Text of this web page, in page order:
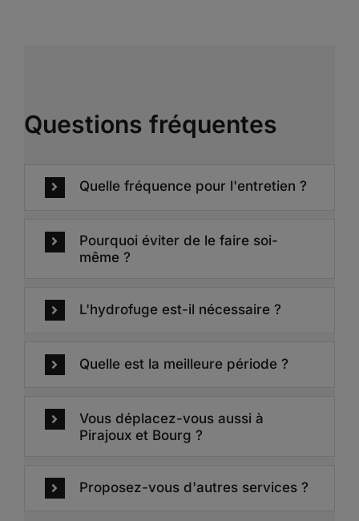
Questions fréquentes
Quelle fréquence pour l'entretien ?
Pourquoi éviter de le faire soi-
même ?
L'hydrofuge est-il nécessaire ?
Quelle est la meilleure période ?
Vous déplacez-vous aussi à
Pirajoux et Bourg ?
Proposez-vous d'autres services ?